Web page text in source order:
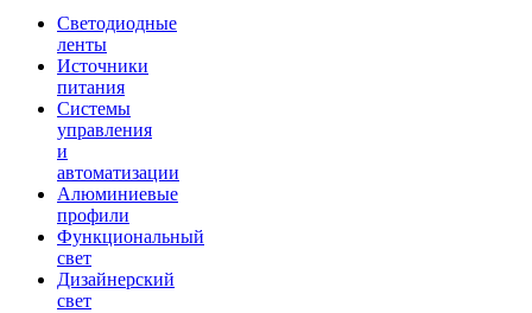
Светодиодные
ленты
Источники
питания
Системы
управления
и
автоматизации
Алюминиевые
профили
Функциональный
свет
Дизайнерский
свет